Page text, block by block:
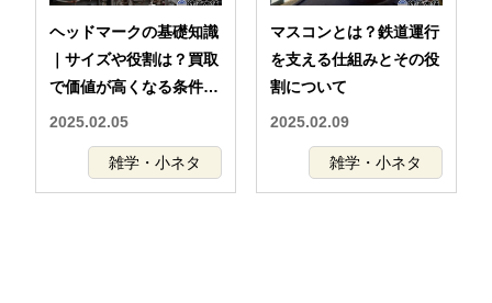
ヘッドマークの基礎知識
｜サイズや役割は？買取
で価値が高くなる条件と
は
2025.02.05
雑学・小ネタ
マスコンとは？鉄道運行
を支える仕組みとその役
割について
2025.02.09
雑学・小ネタ